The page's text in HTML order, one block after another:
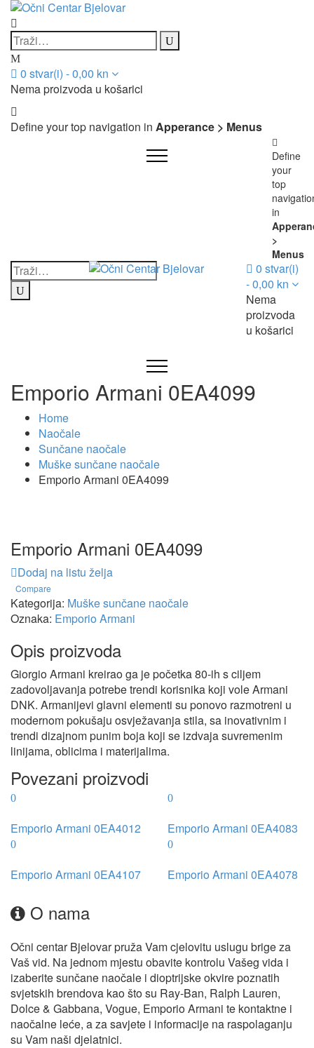
0 stvar(i) -0,00 kn
Nema proizvoda u košarici
Define your top navigation in Apperance > Menus
Define
your
top
in
>
Menus
0 stvar(i)
-0,00 kn
Nema
proizvoda
u košarici
Emporio Armani 0EA4099
Home
Naočale
Sunčane naočale
Muške sunčane naočale
Emporio Armani 0EA4099
Emporio Armani 0EA4099
Dodaj na listu želja
Compare
Kategorija: Muške sunčane naočale
Oznaka: Emporio Armani
Opis proizvoda
Giorgio Armani kreirao ga je početka 80-ih s ciljem
zadovoljavanja potrebe trendi korisnika koji vole Armani
DNK. Armanijevi glavni elementi su ponovo razmotreni u
modernom pokušaju osvježavanja stila, sa inovativnim i
trendi dizajnom punim boja koji se izdvaja suvremenim
linijama, oblicima i materijalima.
Povezani proizvodi
Emporio Armani 0EA4012 Emporio Armani 0EA4083
Emporio Armani 0EA4107 Emporio Armani 0EA4078
O nama
Očni centar Bjelovar pruža Vam cjelovitu uslugu brige za
Vaš vid. Na jednom mjestu obavite kontrolu Vašeg vida i
izaberite sunčane naočale i dioptrijske okvire poznatih
svjetskih brendova kao što su Ray-Ban, Ralph Lauren,
Dolce & Gabbana, Vogue, Emporio Armani te kontaktne i
naočalne leće, a za savjete i informacije na raspolaganju
su Vam naši djelatnici.